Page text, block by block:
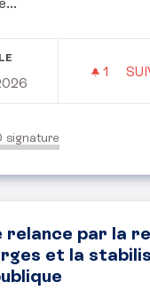
: 100
1 1
signature
relance par la
et la